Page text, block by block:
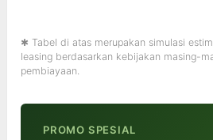
✱ Tabel di atas merupakan simulasi
leasing berdasarkan kebijakan masing-
pembiayaan.
PROMO SPESIAL